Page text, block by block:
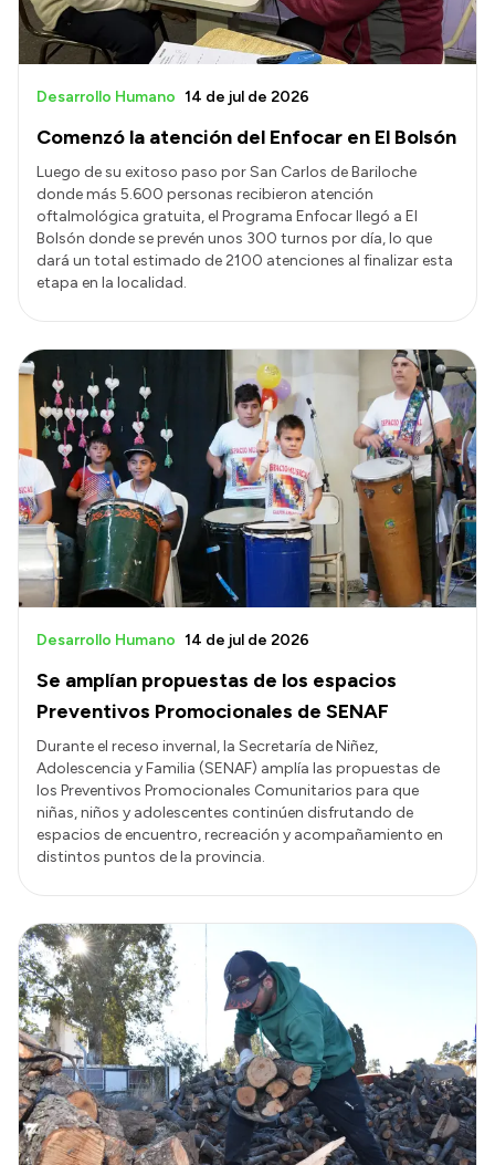
Comenzó la atención del Enfocar en El Bolsón
Desarrollo Humano 14 de jul de 2026
Luego de su exitoso paso por San Carlos de Bariloche
donde más 5.600 personas recibieron atención
oftalmológica gratuita, el Programa Enfocar llegó a El
Bolsón donde se prevén unos 300 turnos por día, lo que
dará un total estimado de 2100 atenciones al finalizar esta
etapa en la localidad.
Se amplían propuestas de los espacios
Preventivos Promocionales de SENAF
Desarrollo Humano 14 de jul de 2026
Durante el receso invernal, la Secretaría de Niñez,
Adolescencia y Familia (SENAF) amplía las propuestas de
los Preventivos Promocionales Comunitarios para que
niñas, niños y adolescentes continúen disfrutando de
espacios de encuentro, recreación y acompañamiento en
distintos puntos de la provincia.